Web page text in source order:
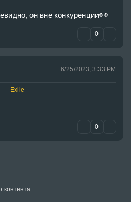
контента
он вне конкуренции👀
0
6/25/2023, 3:33 PM
Exile
0